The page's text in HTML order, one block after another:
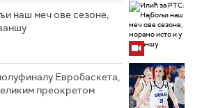
наш меч ове сезоне,
Евробаскета,
преокретом